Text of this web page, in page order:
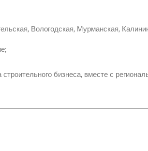
Вологодская, Мурманская,
бизнеса, вместе с